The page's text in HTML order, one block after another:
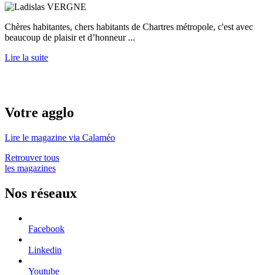
Chères habitantes, chers habitants de Chartres métropole, c'est avec
beaucoup de plaisir et d’honneur ...
Lire la suite
Votre agglo
Lire le magazine via Calaméo
Retrouver tous
les magazines
Nos réseaux
Facebook
Linkedin
Youtube